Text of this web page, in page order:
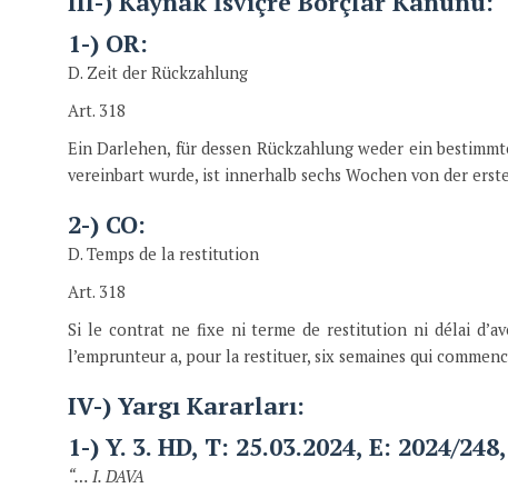
1-) OR:
D. Zeit der Rückzahlung
Art. 318
Ein Darlehen, für dessen Rückzahlung weder ein
vereinbart wurde, ist innerhalb sechs Wochen von der
2-) CO:
D. Temps de la restitution
Art. 318
Si le contrat ne fixe ni terme de restitution ni délai
l’emprunteur a, pour la restituer, six semaines qui
IV-) Yargı Kararları:
1-) Y. 3. HD, T: 25.03.2024, E: 2024/
“… I. DAVA